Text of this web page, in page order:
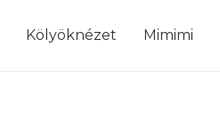
Kölyöknézet Mimimi